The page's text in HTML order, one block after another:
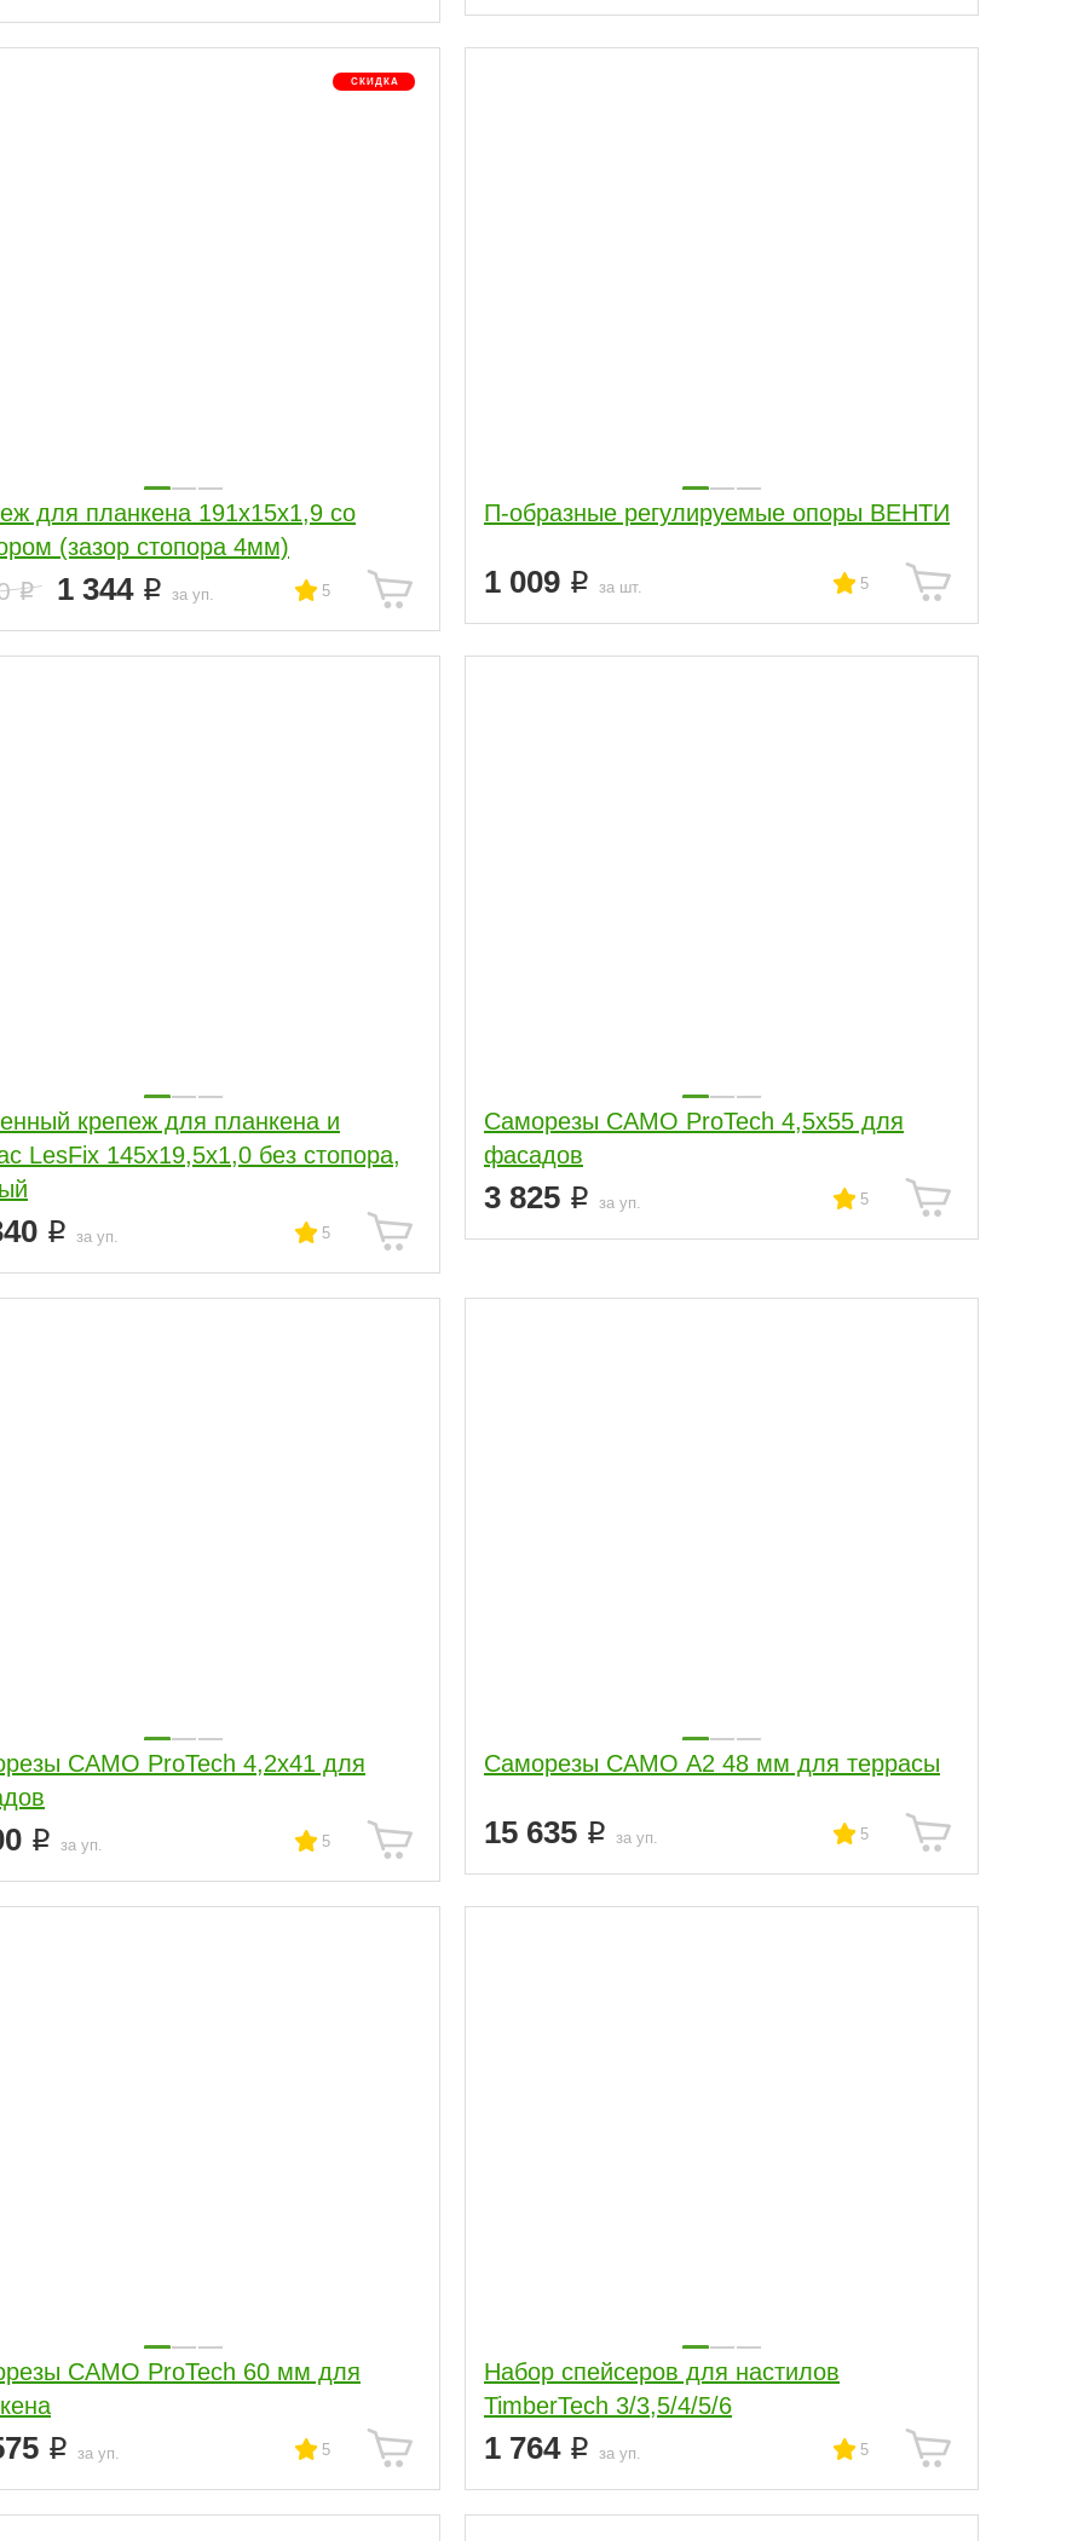
для планкена 191х15х1,9 со
(зазор стопора 4мм)
1 344 за уп. 5
П-образные регулируемые опоры ВЕНТИ
1 009 за шт. 5
крепеж для планкена и
LesFix 145х19,5х1,0 без стопора,
за уп. 5
Саморезы CAMO ProTech 4,5x55 для
фасадов
3 825 за уп. 5
CAMO ProTech 4,2x41 для
за уп. 5
Саморезы CAMO А2 48 мм для террасы
15 635 за уп. 5
CAMO ProTech 60 мм для
за уп. 5
Набор спейсеров для настилов
TimberTech 3/3,5/4/5/6
1 764 за уп. 5